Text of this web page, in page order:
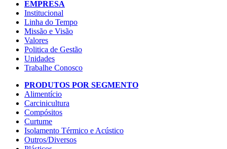
EMPRESA
Institucional
Linha do Tempo
Missão e Visão
Valores
Politica de Gestão
Unidades
Trabalhe Conosco
PRODUTOS POR SEGMENTO
Alimentício
Carcinicultura
Compósitos
Curtume
Isolamento Térmico e Acústico
Outros/Diversos